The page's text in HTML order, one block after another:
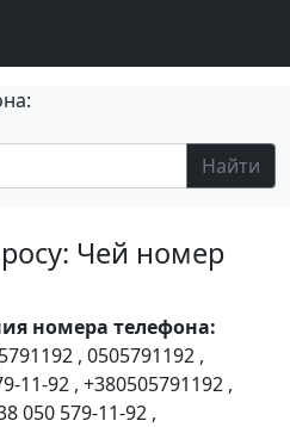
Найти
Чей номер
номера телефона:
, 0505791192 ,
11-92 , +380505791192 ,
050 579-11-92 ,